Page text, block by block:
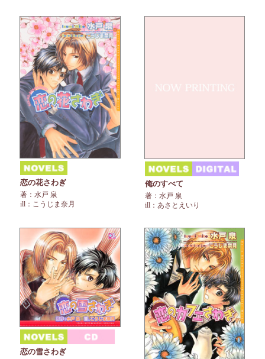
恋の花さわぎ
著：水戸 泉
ill：こうじま奈月
俺のすべて
著：水戸 泉
ill：あさとえいり
恋の雪さわぎ